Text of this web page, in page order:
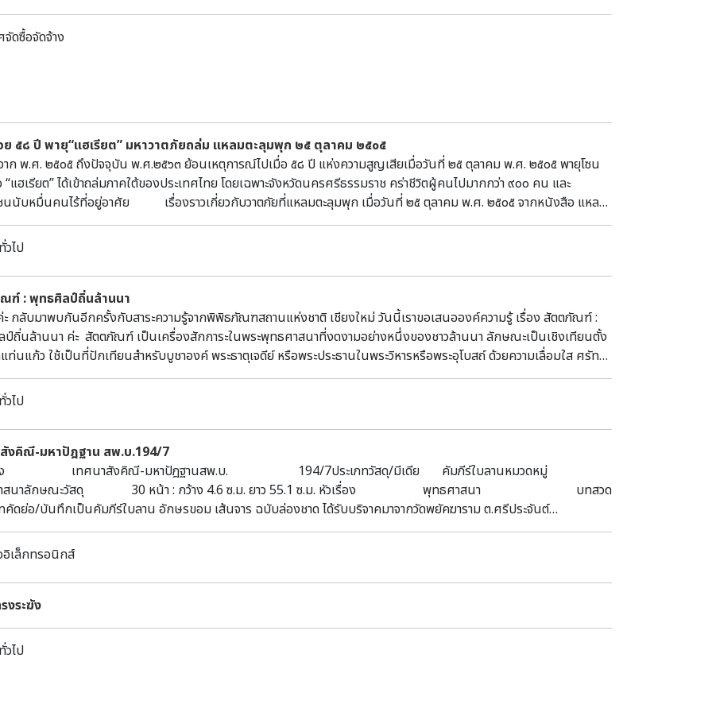
จัดซื้อจัดจ้าง
๕๘ ปี พายุ“แฮเรียต” มหาวาตภัยถล่ม แหลมตะลุมพุก ๒๕ ตุลาคม ๒๕๐๕
. ๒๕๐๕ ถึงปัจจุบัน พ.ศ.๒๕๖๓ ย้อนเหตุการณ์ไปเมื่อ ๕๘ ปี แห่งความสูญเสียเมื่อวันที่ ๒๕ ตุลาคม พ.ศ. ๒๕๐๕ พายุโซน
แฮเรียต” ได้เข้าถล่มภาคใต้ของประเทศไทย โดยเฉพาะจังหวัดนครศรีธรรมราช คร่าชีวิตผู้คนไปมากกว่า ๙๐๐ คน และ
นนับหมื่นคนไร้ที่อยู่อาศัย เรื่องราวเกี่ยวกับวาตภัยที่แหลมตะลุมพุก เมื่อวันที่ ๒๕ ตุลาคม พ.ศ. ๒๕๐๕ จากหนังสือ แหลม
พิลาป โดย คุณครูตรึก พฤกษะศรี ซึ่งเป็นครูที่โรงเรียนปากพนัง เล่าเหตุการณ์มหาวาตภัย ความว่า “เริ่มเกิดพายุโซนร้อน “แฮ
ดผ่านเข้ามาทางแหลมตะลุมพุก จังหวัดนครศรีธรรมราช ในตอนค่ำของวันที่ ๒๕ ตุลาคม พ.ศ. ๒๕๐๕ ทำให้บ้านเรือนที่อยู่อาศัย
ที่ทนกับแรงน้ำ แรงลม ไม่ไหวก็เสียชีวิต หายไปในทะเลบ้าง บ้านพักทับบ้าง ส่วนที่รอดตายบางคนเหลือแต่ร่างกาย เสื้อผ้าหาย
างคนก็สติฟั่นเฟือน รุ่งเช้าผู้คนที่รอดตาย ก็พยายามช่วยเหลือกัน บ้างก็ร่ำร้อง ผู้ประคองตัวเองได้ ก็ตามหาญาติ อาหารก็
องหามะพร้าวอ่อนกินประทังชีวิตไว้ก่อน ผู้ที่แข็งแรงพอจะเดินได้ ก็พยายามเดินมุ่งหน้าเข้ามาในอำเภอปากพนัง เพื่อแจ้งให้
ได้ทราบถึง เหตุการณ์ที่เกิดขึ้นใช้เวลาเดินทางประมาณ ๕ ชม.เมื่อทางอำเภอได้รับทราบก็ร่วมมือกับพ่อค้า ประชาชนช่วยเหลือ
ตัวอำเภอเสียหายเหมือนกันแต่ยังน้อยกว่า “ จากเหตุการณ์ดังกล่าว สอดคล้อง กับเอกสารจดหมายเหตุภาพส่วนบุคคล
ยโกมล พันธรังษี ที่จัดเก็บเพื่อให้บริการในหอจดหมายเหตุนายกรัฐมนตรี พลเอก เปรม ติณสูลานนท์ ซึ่งเป็นชุดภาพเหตุการณ์
ฮเรียตถล่มแหลมตะลุมพุกอำเภอปากพนัง ซึ่งมีให้บริการในหอจดหมายเหตุนายกรัฐมนตรี พลเอก เปรม ติณสูลานนท์ -------
ณสูลานนท์---------------------------------------------------
วไป
ฑ์ : พุทธศิลป์ถิ่นล้านนา
กลับมาพบกันอีกครั้งกับสาระความรู้จากพิพิธภัณฑสถานแห่งชาติ เชียงใหม่ วันนี้เราขอเสนอองค์ความรู้ เรื่อง สัตตภัณฑ์ :
ถิ่นล้านนา ค่ะ สัตตภัณฑ์ เป็นเครื่องสักการะในพระพุทธศาสนาที่งดงามอย่างหนึ่งของชาวล้านนา ลักษณะเป็นเชิงเทียนตั้ง
ท่นแก้ว ใช้เป็นที่ปักเทียนสำหรับบูชาองค์ พระธาตุเจดีย์ หรือพระประธานในพระวิหารหรือพระอุโบสถ์ ด้วยความเลื่อมใส ศรัทธา
คติ ความเชื่อต่าง ๆ แฝงอยู่อย่างแยบยลและกลมกลืน นับเป็นงานศิลปกรรมที่มีความเป็นเอกลักษณ์และปรากฏมีอยู่ใน
ม ล้านนาเท่านั้น ความงดงามของลวดลายประดับสัตตภัณฑ์ ล้วนมีความโดดเด่นและงดงาม หากท่านใดสนใจชมความประณีต
เชียงใหม่ค่ะ ทางเรายินดีต้อนรับทุกท่านนะคะ แล้วพบกันใหม่ในองค์ความรู้รอบหน้านะคะ -----------------------------------
ณฑสถานแห่งชาติ เชียงใหม่ เปิดให้บริการทุกวันพุธ – วันอาทิตย์ (หยุดทุกวันจันทร์ อังคาร และวันหยุดนักขัตฤกษ์) ตั้งแต่
๙.๐๐ – ๑๖.๐๐ น. โทรศัพท์ : ๐๕๓-๒๒๑๓๐๘ e-mail : cm_museum@hotmail.com
วไป
สังคิณี-มหาปัฎฐาน สพ.บ.194/7
อง เทศนาสังคิณี-มหาปัฎฐานสพ.บ. 194/7ประเภทวัสดุ/มีเดีย คัมภีร์ใบลานหมวดหมู่
าสนาลักษณะวัสดุ 30 หน้า : กว้าง 4.6 ซ.ม. ยาว 55.1 ซ.ม. หัวเรื่อง พุทธศาสนา บทสวด
ดย่อ/บันทึกเป็นคัมภีร์ใบลาน อักษรขอม เส้นจาร ฉบับล่องชาด ได้รับบริจาคมาจากวัดพยัคฆาราม ต.ศรีประจันต์
ะจันต์ จ.สุพรรณบุรี
เล็กทรอนิกส์
งระฆัง
วไป